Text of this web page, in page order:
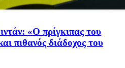
«Ο πρίγκιπας του
πιθανός διάδοχος του